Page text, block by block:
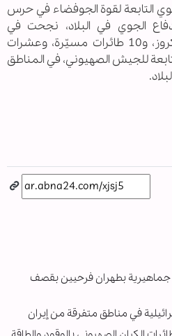
التابعة لقوة الجوفضاء في حرس
الجوي في البلاد، نجحت في
اعتراض وتدمير 3 صواريخ كروز، و10 طائرات مسيّرة، وعشرات
للجيش الصهيوني، في المناطق
بطهران فرحيين بقصف